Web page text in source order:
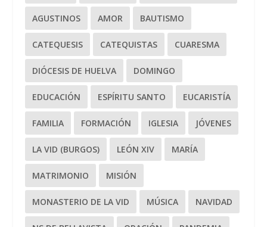
AGUSTINOS AMOR BAUTISMO
CATEQUESIS CATEQUISTAS CUARESMA
DIÓCESIS DE HUELVA DOMINGO
EDUCACIÓN ESPÍRITU SANTO EUCARISTÍA
FAMILIA FORMACIÓN IGLESIA JÓVENES
LA VID (BURGOS) LEÓN XIV MARÍA
MATRIMONIO MISIÓN
MONASTERIO DE LA VID MÚSICA NAVIDAD